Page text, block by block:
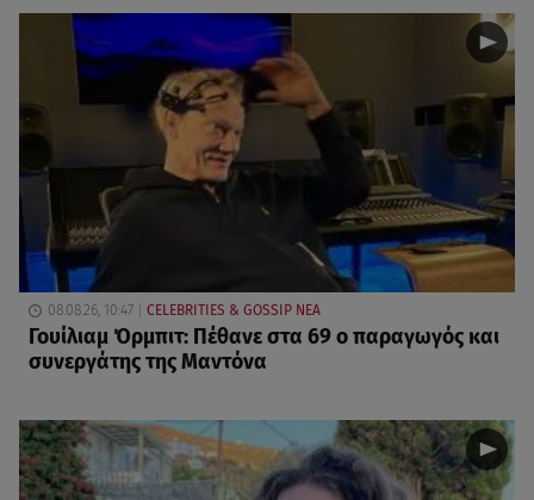
08.08.26, 10:47 CELEBRITIES & GOSSIP ΝΕΑ
Γουίλιαμ Όρμπιτ: Πέθανε στα 69 ο παραγωγός και
συνεργάτης της Μαντόνα